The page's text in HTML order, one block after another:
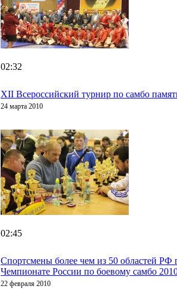
02:32
XII Всероссийский турнир по самбо
24 марта 2010
02:45
Спортсмены более чем из 50 областей РФ
Чемпионате России по боевому самбо
22 февраля 2010